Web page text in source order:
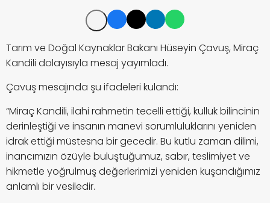
Tarım ve Doğal Kaynaklar Bakanı Hüseyin Çavuş, Miraç
Kandili dolayısıyla mesaj yayımladı.
Çavuş mesajında şu ifadeleri kulandı:
“Miraç Kandili, ilahi rahmetin tecelli ettiği, kulluk bilincinin
derinleştiği ve insanın manevi sorumluluklarını yeniden
idrak ettiği müstesna bir gecedir. Bu kutlu zaman dilimi,
inancımızın özüyle buluştuğumuz, sabır, teslimiyet ve
hikmetle yoğrulmuş değerlerimizi yeniden kuşandığımız
anlamlı bir vesiledir.